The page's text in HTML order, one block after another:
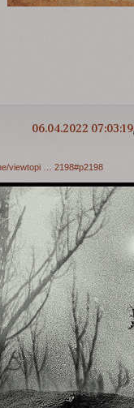
06.04.2022 07:03:19
viewtopi … 2198#p2198